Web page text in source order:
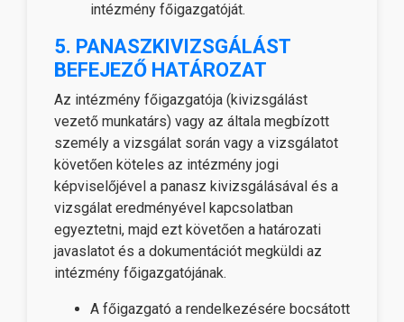
intézmény főigazgatóját.
5. PANASZKIVIZSGÁLÁST
BEFEJEZŐ HATÁROZAT
Az intézmény főigazgatója (kivizsgálást
vezető munkatárs) vagy az általa megbízott
személy a vizsgálat során vagy a vizsgálatot
követően köteles az intézmény jogi
képviselőjével a panasz kivizsgálásával és a
vizsgálat eredményével kapcsolatban
egyeztetni, majd ezt követően a határozati
javaslatot és a dokumentációt megküldi az
intézmény főigazgatójának.
A főigazgató a rendelkezésére bocsátott